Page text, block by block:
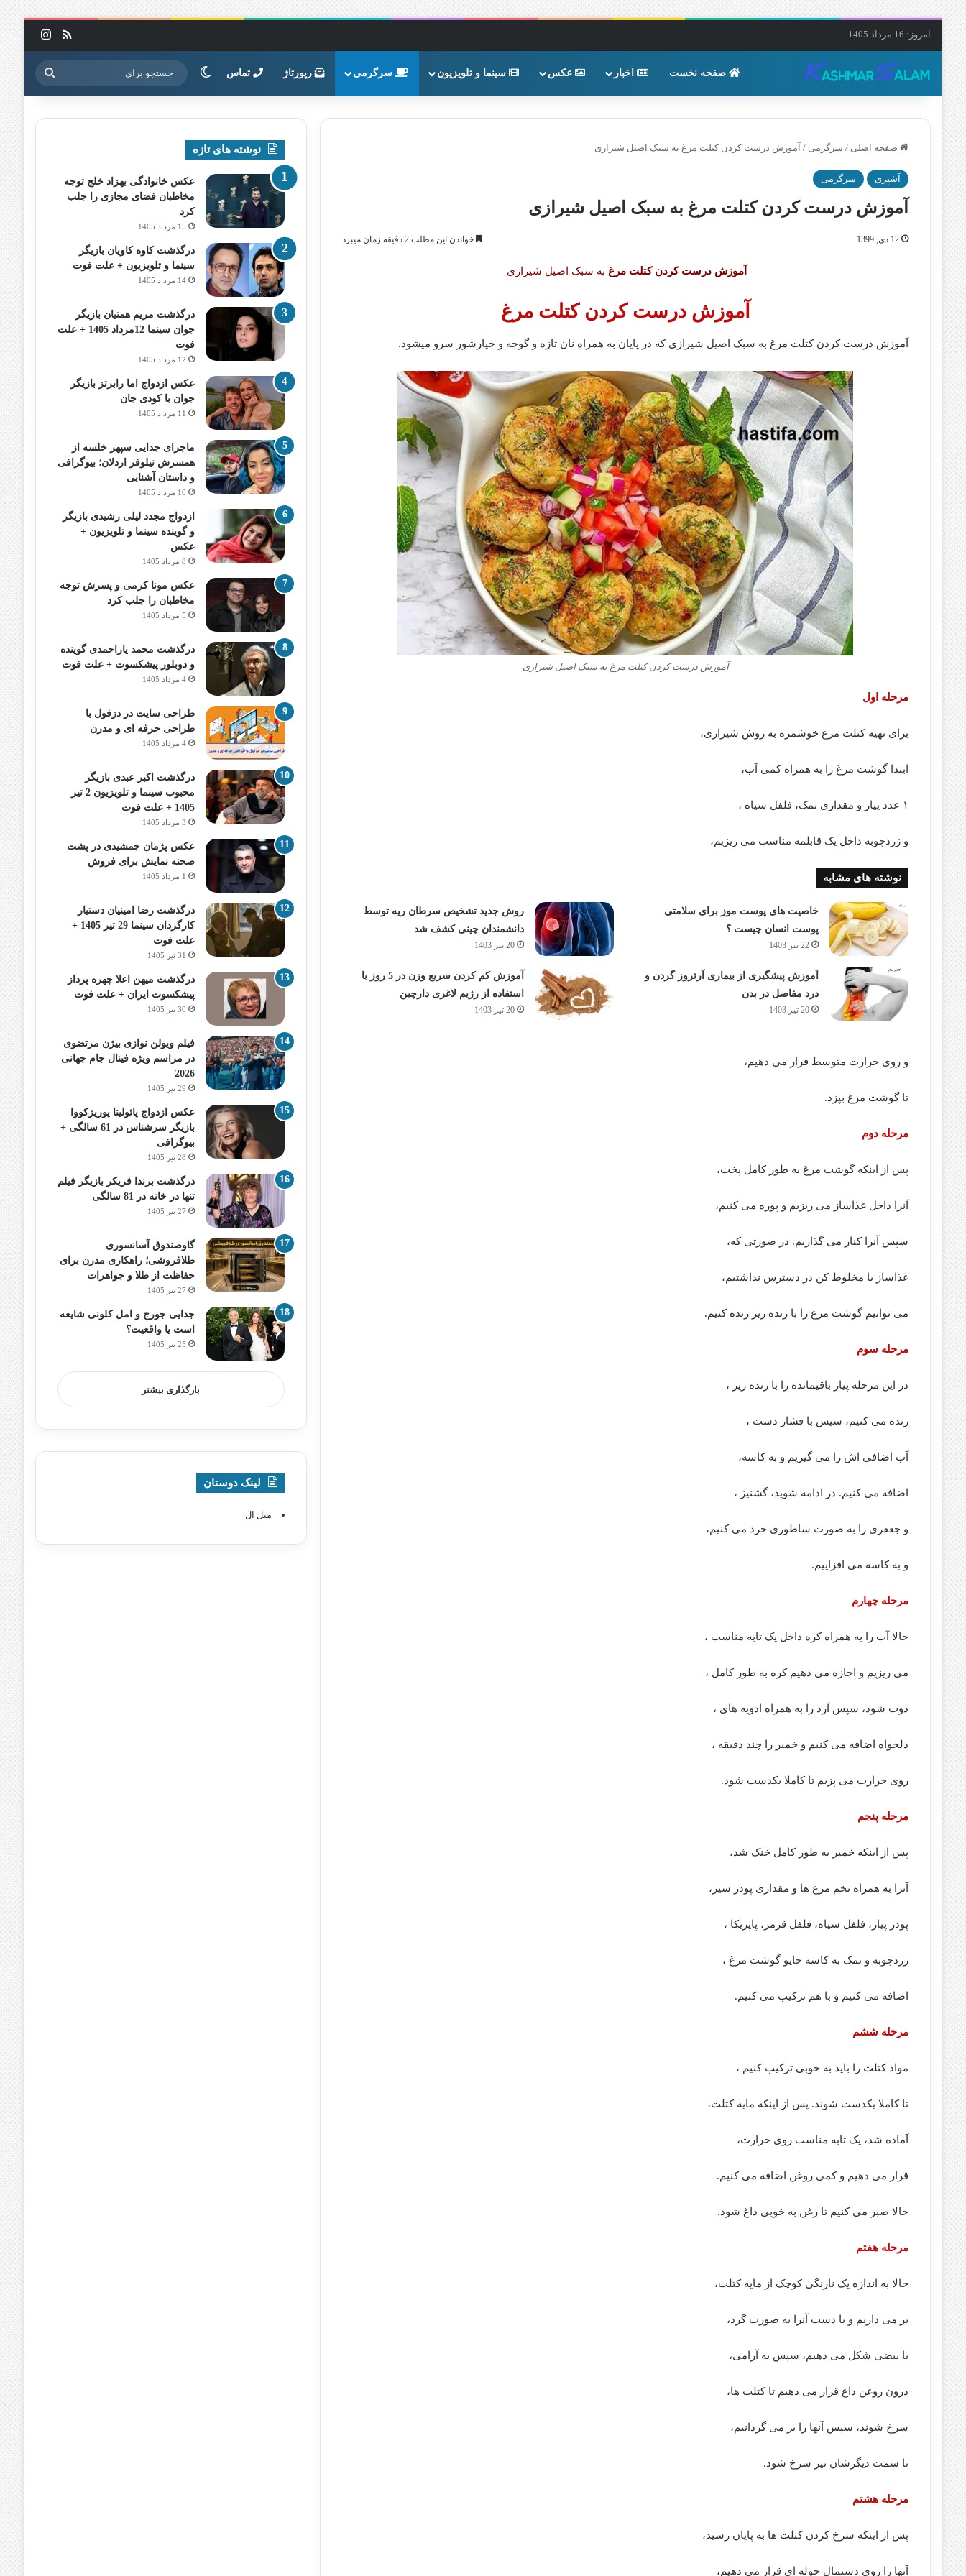
امروز: 16 مرداد 1405 خوراک
صفحه نخست اخبار عکس سینما و تلویزیون سرگرمی رپورتاژ تماس تغییر پوسته جستجو
برای
صفحه اصلی / سرگرمی / آموزش درست کردن کتلت مرغ به سبک اصیل شیرازی
آشپزی سرگرمی
آموزش درست کردن کتلت مرغ به سبک اصیل شیرازی
12 دی, 1399 خواندن این مطلب 2 دقیقه زمان میبرد
آموزش درست کردن کتلت مرغ به سبک اصیل شیرازی
آموزش درست کردن کتلت مرغ
آموزش درست کردن کتلت مرغ به سبک اصیل شیرازی که در پایان به همراه نان تازه و گوجه و خیارشور سرو میشود.
آموزش درست کردن کتلت مرغ به سبک اصیل شیرازی
مرحله اول
برای تهیه کتلت مرغ خوشمزه به روش شیرازی،
ابتدا گوشت مرغ را به همراه کمی آب،
۱ عدد پیاز و مقداری نمک، فلفل سیاه ،
و زردچوبه داخل یک قابلمه مناسب می ریزیم،
نوشته های مشابه
خاصیت های پوست موز برای سلامتی
پوست انسان چیست ؟
22 تیر 1403
روش جدید تشخیص سرطان ریه توسط
دانشمندان چینی کشف شد
20 تیر 1403
آموزش پیشگیری از بیماری آرتروز گردن و
درد مفاصل در بدن
20 تیر 1403
آموزش کم کردن سریع وزن در 5 روز با
استفاده از رژیم لاغری دارچین
20 تیر 1403
و روی حرارت متوسط قرار می دهیم،
تا گوشت مرغ بپزد.
مرحله دوم
پس از اینکه گوشت مرغ به طور کامل پخت،
آنرا داخل غذاساز می ریزیم و پوره می کنیم،
سپس آنرا کنار می گذاریم. در صورتی که،
غذاساز یا مخلوط کن در دسترس نداشتیم،
می توانیم گوشت مرغ را با رنده ریز رنده کنیم.
مرحله سوم
در این مرحله پیاز باقیمانده را با رنده ریز ،
رنده می کنیم، سپس با فشار دست ،
آب اضافی اش را می گیریم و به کاسه،
اضافه می کنیم. در ادامه شوید، گشنیز ،
و جعفری را به صورت ساطوری خرد می کنیم،
و به کاسه می افزاییم.
مرحله چهارم
حالا آب را به همراه کره داخل یک تابه مناسب ،
می ریزیم و اجازه می دهیم کره به طور کامل ،
ذوب شود، سپس آرد را به همراه ادویه های ،
دلخواه اضافه می کنیم و خمیر را چند دقیقه ،
روی حرارت می پزیم تا کاملا یکدست شود.
مرحله پنجم
پس از اینکه خمیر به طور کامل خنک شد،
آنرا به همراه تخم مرغ ها و مقداری پودر سیر،
پودر پیاز، فلفل سیاه، فلفل قرمز، پاپریکا ،
زردچوبه و نمک به کاسه حایو گوشت مرغ ،
اضافه می کنیم و با هم ترکیب می کنیم.
مرحله ششم
مواد کتلت را باید به خوبی ترکیب کنیم ،
تا کاملا یکدست شوند. پس از اینکه مایه کتلت،
آماده شد، یک تابه مناسب روی حرارت،
قرار می دهیم و کمی روغن اضافه می کنیم.
حالا صبر می کنیم تا رغن به خوبی داغ شود.
مرحله هفتم
حالا به اندازه یک نارنگی کوچک از مایه کتلت،
بر می داریم و با دست آنرا به صورت گرد،
یا بیضی شکل می دهیم، سپس به آرامی،
درون روغن داغ قرار می دهیم تا کتلت ها،
سرخ شوند، سپس آنها را بر می گردانیم،
تا سمت دیگرشان نیز سرخ شود.
مرحله هشتم
پس از اینکه سرخ کردن کتلت ها به پایان رسید،
آنها را روی دستمال حوله ای قرار می دهیم،
نوشته های تازه
عکس خانوادگی بهزاد خلج توجه
مخاطبان فضای مجازی را جلب
کرد
15 مرداد 1405
درگذشت کاوه کاویان بازیگر
سینما و تلویزیون + علت فوت
14 مرداد 1405
درگذشت مریم همتیان بازیگر
جوان سینما 12مرداد 1405 + علت
فوت
12 مرداد 1405
عکس ازدواج اما رابرتز بازیگر
جوان با کودی جان
11 مرداد 1405
ماجرای جدایی سپهر خلسه از
همسرش نیلوفر اردلان؛ بیوگرافی
و داستان آشنایی
10 مرداد 1405
ازدواج مجدد لیلی رشیدی بازیگر
و گوینده سینما و تلویزیون +
عکس
8 مرداد 1405
عکس مونا کرمی و پسرش توجه
مخاطبان را جلب کرد
5 مرداد 1405
درگذشت محمد یاراحمدی گوینده
و دوبلور پیشکسوت + علت فوت
4 مرداد 1405
طراحی سایت در دزفول با
طراحی حرفه‌ ای و مدرن
4 مرداد 1405
درگذشت اکبر عبدی بازیگر
محبوب سینما و تلویزیون 2 تیر
1405 + علت فوت
3 مرداد 1405
عکس پژمان جمشیدی در پشت
صحنه نمایش برای فروش
1 مرداد 1405
درگذشت رضا امینیان دستیار
کارگردان سینما 29 تیر 1405 +
علت فوت
31 تیر 1405
درگذشت میهن اعلا چهره پرداز
پیشکسوت ایران + علت فوت
30 تیر 1405
فیلم ویولن نوازی بیژن مرتضوی
در مراسم ویژه فینال جام جهانی
2026
29 تیر 1405
عکس ازدواج پائولینا پوریزکووا
بازیگر سرشناس در 61 سالگی +
بیوگرافی
28 تیر 1405
درگذشت برندا فریکر بازیگر فیلم
تنها در خانه در 81 سالگی
27 تیر 1405
گاوصندوق آسانسوری
طلافروشی؛ راهکاری مدرن برای
حفاظت از طلا و جواهرات
27 تیر 1405
جدایی جورج و امل کلونی شایعه
است یا واقعیت؟
25 تیر 1405
بارگذاری بیشتر
لینک دوستان
مبل ال